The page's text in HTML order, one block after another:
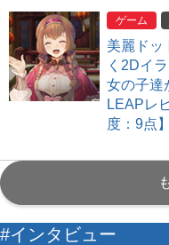
ゲーム
美麗ド
く2Dイ
女の子達
LEAPレ
度：9点】
#インタビュー